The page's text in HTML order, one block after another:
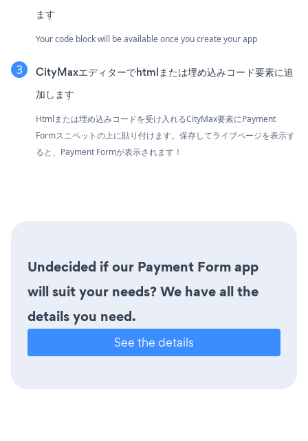
ます
Your code block will be available once you create your app
CityMaxエディターでhtmlまたは埋め込みコード要素に追
加します
Htmlまたは埋め込みコードを受け入れるCityMax要素にPayment
Formスニペットの上に貼り付けます。保存してライブページを表示す
ると、Payment Formが表示されます！
Undecided if our Payment Form app
will suit your needs? We have all the
details you need.
See the details